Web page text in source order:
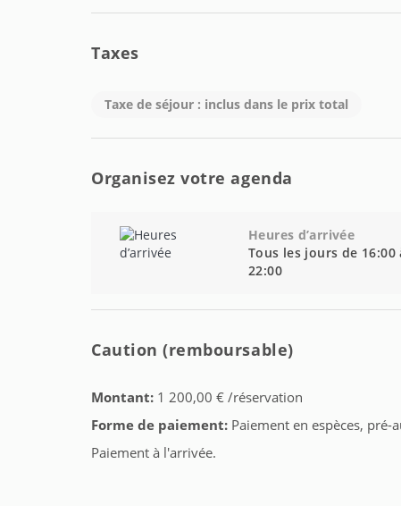
Taxes
Taxe de séjour : inclus dans le prix total
Organisez votre agenda
Heures d’arrivée
Tous les jours de 16:00
22:00
Caution (remboursable)
Montant: 1 200,00 € /réservation
Forme de paiement: Paiement en espèces,
Paiement à l'arrivée.